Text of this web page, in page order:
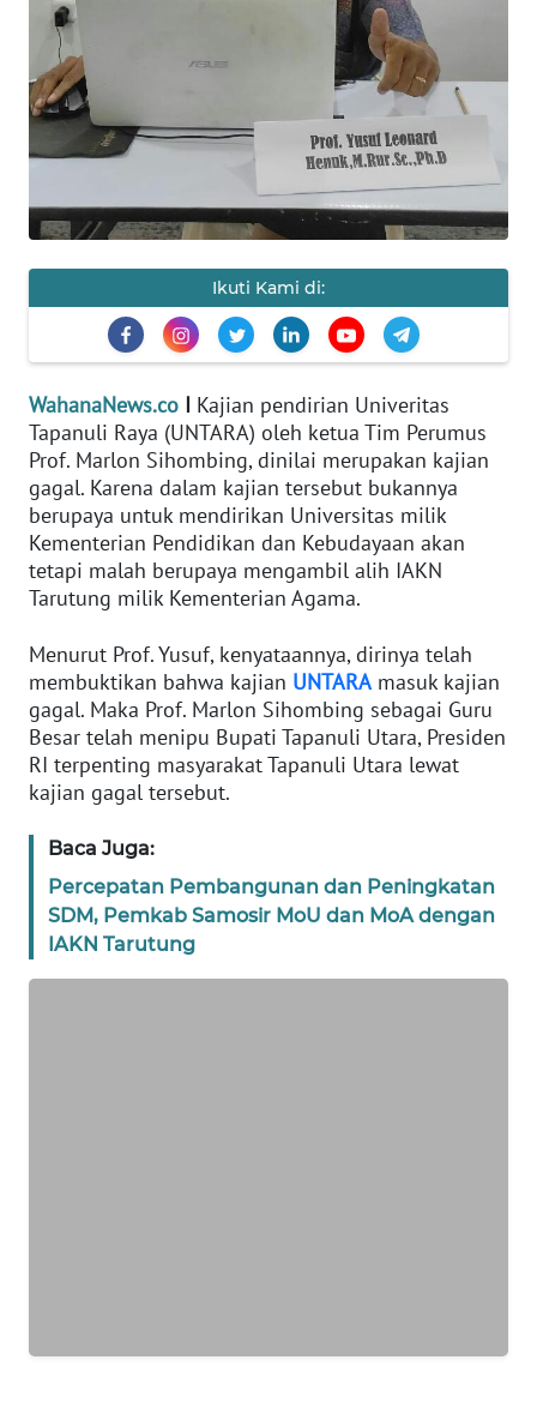
Ikuti Kami di:
WahanaNews.co I Kajian pendirian Univeritas
Tapanuli Raya (UNTARA) oleh ketua Tim Perumus
Prof. Marlon Sihombing, dinilai merupakan kajian
gagal. Karena dalam kajian tersebut bukannya
berupaya untuk mendirikan Universitas milik
Kementerian Pendidikan dan Kebudayaan akan
tetapi malah berupaya mengambil alih IAKN
Tarutung milik Kementerian Agama.
Menurut Prof. Yusuf, kenyataannya, dirinya telah
membuktikan bahwa kajian UNTARAmasuk kajian
gagal. Maka Prof. Marlon Sihombing sebagai Guru
Besar telah menipu Bupati Tapanuli Utara, Presiden
RI terpenting masyarakat Tapanuli Utara lewat
kajian gagal tersebut.
Baca Juga:
Percepatan Pembangunan dan Peningkatan
SDM, Pemkab Samosir MoU dan MoA dengan
IAKN Tarutung
INDEKS
BERITA
KONTAK
KAMI
INFO
IKLAN
TENTANG
PEDOMAN
MEDIA
SIBER
REDAKSI
KARIR
News
Regional
WN
WN
JAKARTA
WN
PAPUA